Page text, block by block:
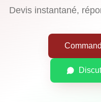
Devis instantané,